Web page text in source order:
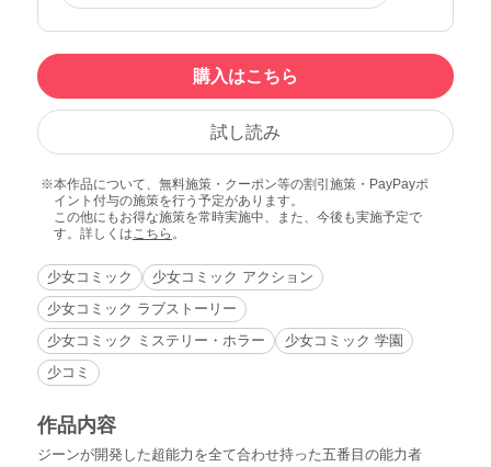
購入はこちら
試し読み
本作品について、無料施策・クーポン等の割引施策・PayPayポ
イント付与の施策を行う予定があります。
この他にもお得な施策を常時実施中、また、今後も実施予定で
す。詳しくはこちら 。
少女コミック
少女コミック アクション
少女コミック ラブストーリー
少女コミック ミステリー・ホラー
少女コミック 学園
少コミ
作品内容
ジーンが開発した超能力を全て合わせ持った五番目の能力者